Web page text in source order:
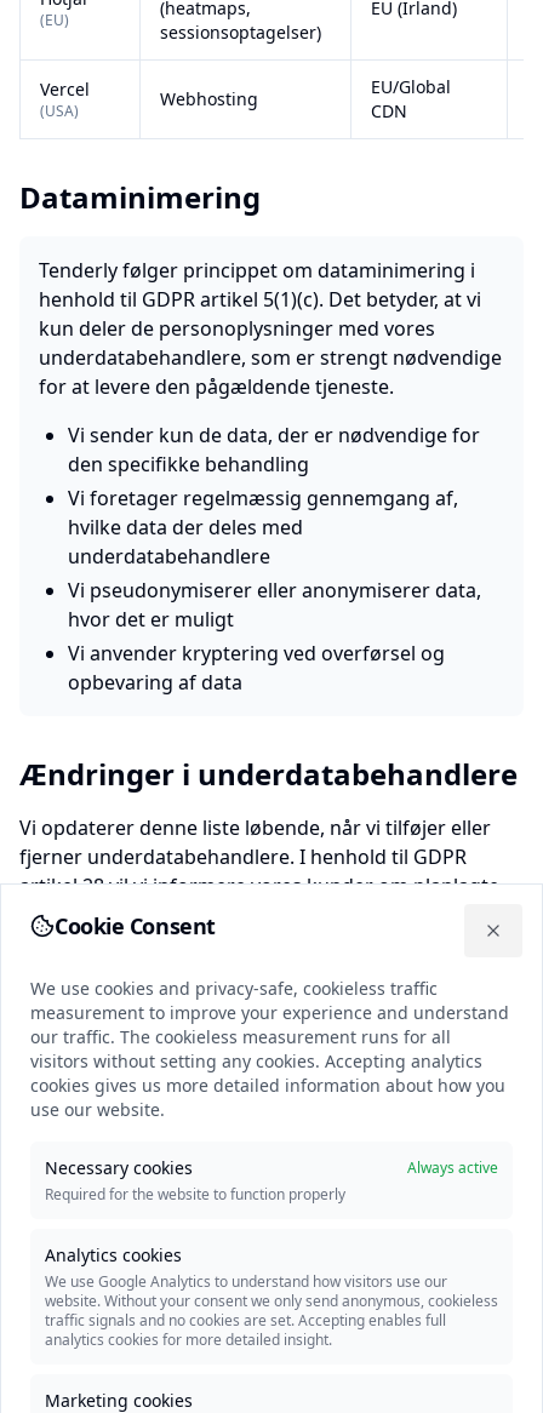
(EU)
(heatmaps,
sessionsoptagelser)
EU (Irland)
Vercel
(USA)
Webhosting
EU/Global
CDN
Dataminimering
Tenderly følger princippet om dataminimering i
henhold til GDPR artikel 5(1)(c). Det betyder, at vi
kun deler de personoplysninger med vores
underdatabehandlere, som er strengt nødvendige
for at levere den pågældende tjeneste.
Vi sender kun de data, der er nødvendige for
den specifikke behandling
Vi foretager regelmæssig gennemgang af,
hvilke data der deles med
underdatabehandlere
Vi pseudonymiserer eller anonymiserer data,
hvor det er muligt
Vi anvender kryptering ved overførsel og
opbevaring af data
Ændringer i underdatabehandlere
Vi opdaterer denne liste løbende, når vi tilføjer eller
fjerner underdatabehandlere. I henhold til GDPR
artikel 28 vil vi informere vores kunder om planlagte
ændringer i underdatabehandlere, så der er mulighed
for at gøre indsigelse.
For mere information om, hvordan vi behandler
personoplysninger, henviser vi til vores
privatlivspolitik.
Kontakt
Har du spørgsmål til vores brug af
personoplysninger, er du velkommen til at
Cookie Consent
We use cookies and privacy-safe, cookieless traffic
We use cookies and privacy-safe, cookieless traffic
measurement to improve your experience and understand
our traffic. The cookieless measurement runs for all
visitors without setting any cookies. Accepting analytics
cookies gives us more detailed information about how you
use our website.
Necessary cookies
Always active
Required for the website to function properly
Analytics cookies
We use Google Analytics to understand how visitors use our
website. Without your consent we only send anonymous, cookieless
traffic signals and no cookies are set. Accepting enables full
analytics cookies for more detailed insight.
Marketing cookies